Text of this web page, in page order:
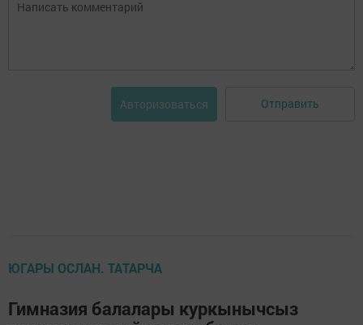
Авторизоваться Отправить
ЮГАРЫ ОСЛАН. ТАТАРЧА
Гимназия балалары куркынычсыз